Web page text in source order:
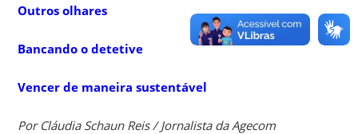
Outros olhares
Bancando o detetive
Vencer de maneira sustentável
Por Cláudia Schaun Reis / Jornalista da Agecom